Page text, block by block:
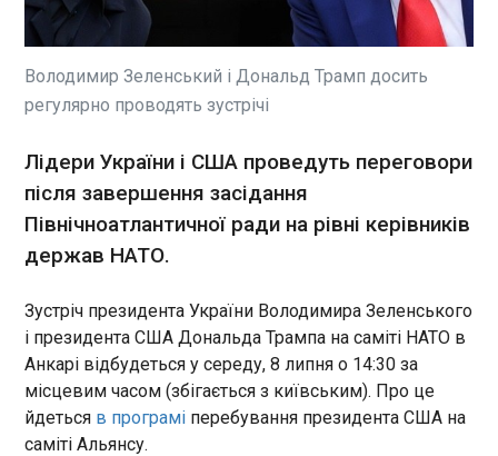
У Римі за ймовірне
шпигунство на користь Росії
заарештували двох осіб,
серед 59-річний колишній
співробітник італійських
серед двох осіб, Про це
повідомляє інформаційне
агентство ANSA .
ХАМАС оголосив про розпуск свого уряду в
секторі Газа
терористичним у США, Ізраїлі та Євросоюзі,
оголосило про розпуск органу, який керував
сектором Газа майже два десятиліття,
відкриваючи шлях для технократичного
комітету, який впроваджуватиме цивільне
правління. Про це повідомляє Associated Press.
За словами представників ХАМАС, рішення
ЧИТАТЬ
Володимир Зеленський і Дональд Трамп досить
регулярно проводять зустрічі
Лідери України і США проведуть переговори
після завершення засідання
Північноатлантичної ради на рівні керівників
держав НАТО.
Зустріч президента України Володимира Зеленського
і президента США Дональда Трампа на саміті НАТО в
Анкарі відбудеться у середу, 8 липня о 14:30 за
місцевим часом (збігається з київським). Про це
йдеться в програмі перебування президента США на
саміті Альянсу.